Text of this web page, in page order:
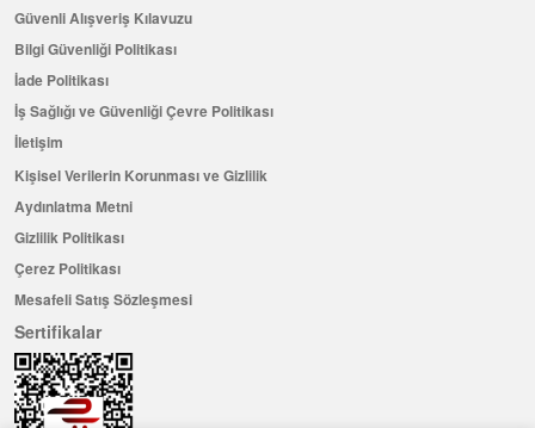
Güvenli Alışveriş Kılavuzu
Bilgi Güvenliği Politikası
İade Politikası
İş Sağlığı ve Güvenliği Çevre Politikası
İletişim
Kişisel Verilerin Korunması ve Gizlilik
Aydınlatma Metni
Gizlilik Politikası
Çerez Politikası
Mesafeli Satış Sözleşmesi
Sertifikalar